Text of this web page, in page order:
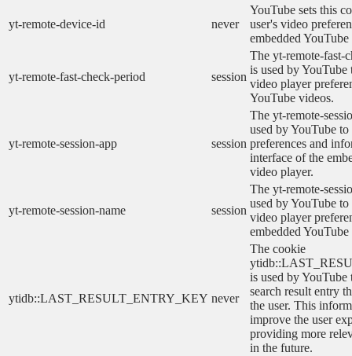
yt-remote-device-id never
YouTube sets this
user's video
embedded
yt-remote-fast-check-period session
The yt-remote-fast-
is used by YouTube
video player
YouTube videos.
yt-remote-session-app session
The yt-remote-
used by YouTube to
preferences and
interface of the
video player.
yt-remote-session-name session
The yt-remote-
used by YouTube to
video player
embedded
ytidb::LAST_RESULT_ENTRY_KEY never
The cookie
is used by YouTube
search result entry
the user. This
improve the user
providing more
in the future.